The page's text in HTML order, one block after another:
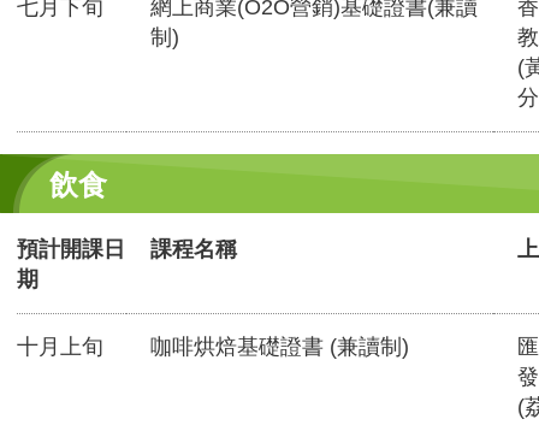
七月下旬
網上商業(O2O營銷)基礎證書(兼讀
制)
(
飲食
預計開課日
期
課程名稱
十月上旬 咖啡烘焙基礎證書 (兼讀制)
(